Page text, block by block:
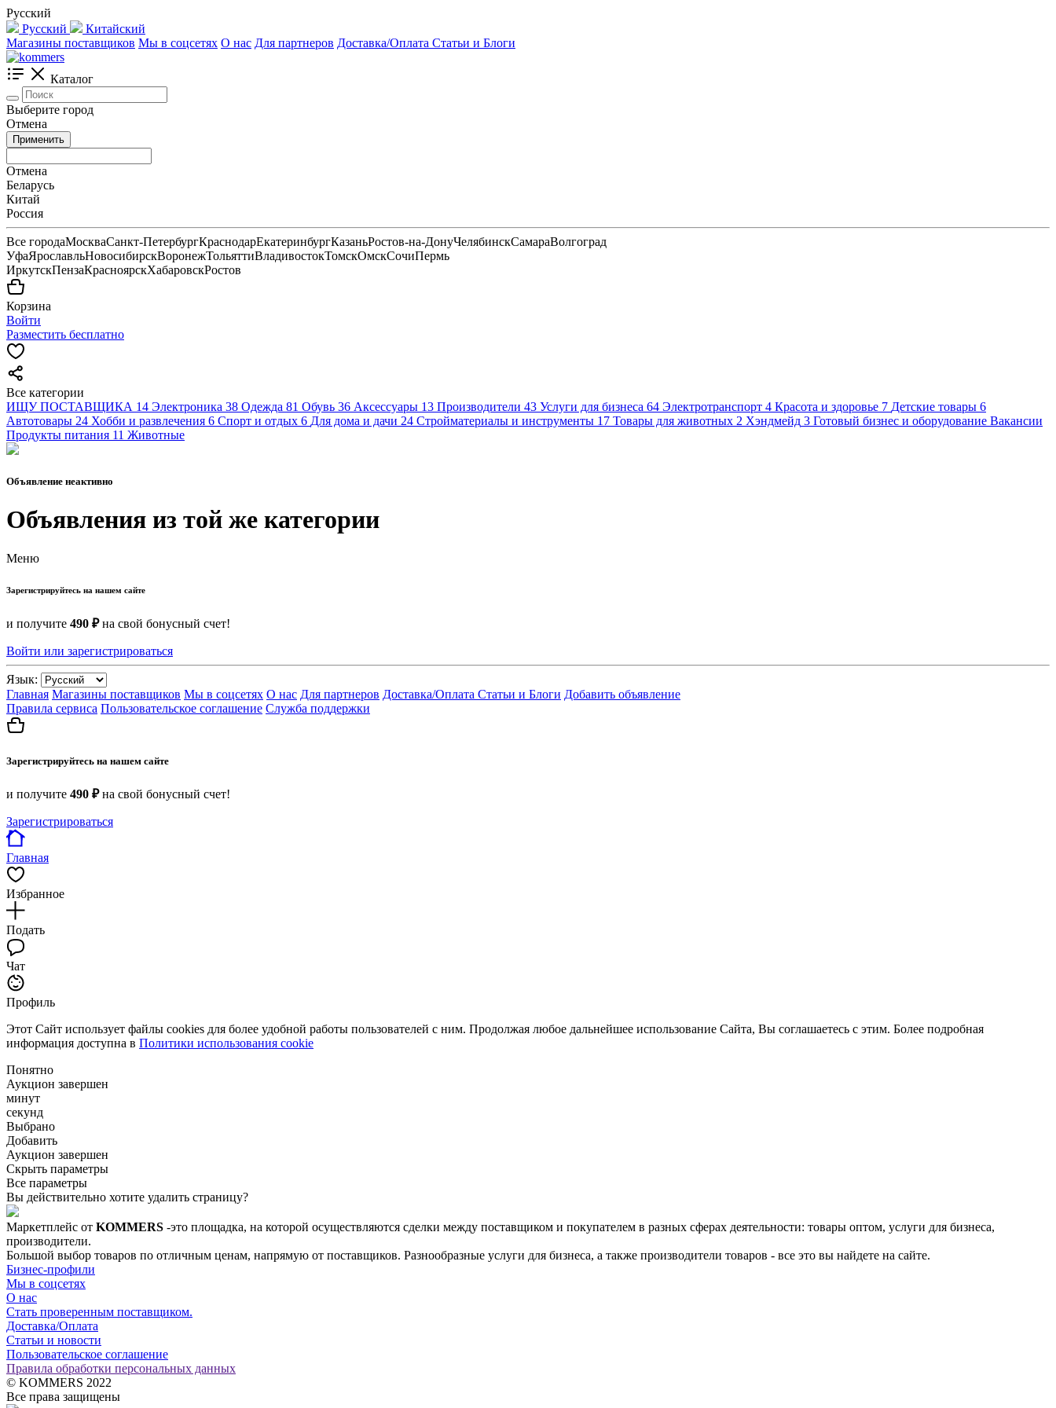
Русский
Русский
Китайский
Магазины поставщиков Мы в соцсетях О нас Для партнеров Доставка/Оплата Статьи и Блоги
Каталог
Выберите город
Отмена
Применить
Отмена
Беларусь
Китай
Россия
Все городаМоскваСанкт-ПетербургКраснодарЕкатеринбургКазаньРостов-на-ДонуЧелябинскСамараВолгоград
УфаЯрославльНовосибирскВоронежТольяттиВладивостокТомскОмскСочиПермь
ИркутскПензаКрасноярскХабаровскРостов
Корзина
Войти
Разместить бесплатно
Все категории
ИЩУ ПОСТАВЩИКА 14 Электроника 38 Одежда 81 Обувь 36 Аксессуары 13 Производители 43 Услуги для бизнеса 64 Электротранспорт 4 Красота и здоровье 7 Детские товары 6
Автотовары 24 Хобби и развлечения 6 Спорт и отдых 6 Для дома и дачи 24 Стройматериалы и инструменты 17 Товары для животных 2 Хэндмейд 3 Готовый бизнес и оборудование Вакансии
Продукты питания 11 Животные
Объявление неактивно
Объявления из той же категории
Меню
Зарегистрируйтесь на нашем сайте
и получите 490 ₽на свой бонусный счет!
Войти или зарегистрироваться
Язык:
Главная Магазины поставщиков Мы в соцсетях О нас Для партнеров Доставка/Оплата Статьи и Блоги Добавить объявление
Правила сервиса Пользовательское соглашение Служба поддержки
Зарегистрируйтесь на нашем сайте
и получите 490 ₽на свой бонусный счет!
Зарегистрироваться
Главная
Избранное
Подать
Чат
Профиль
Этот Сайт использует файлы cookies для более удобной работы пользователей с ним. Продолжая любое дальнейшее использование Сайта, Вы соглашаетесь с этим. Более подробная
информация доступна в Политики использования cookie
Понятно
Аукцион завершен
минут
секунд
Выбрано
Добавить
Аукцион завершен
Скрыть параметры
Все параметры
Вы действительно хотите удалить страницу?
Маркетплейс от KOMMERS -это площадка, на которой осуществляются сделки между поставщиком и покупателем в разных сферах деятельности: товары оптом, услуги для бизнеса,
производители.
Большой выбор товаров по отличным ценам, напрямую от поставщиков. Разнообразные услуги для бизнеса, а также производители товаров - все это вы найдете на сайте.
Бизнес-профили
Мы в соцсетях
О нас
Стать проверенным поставщиком.
Доставка/Оплата
Статьи и новости
Пользовательское соглашение
Правила обработки персональных данных
© KOMMERS 2022
Все права защищены